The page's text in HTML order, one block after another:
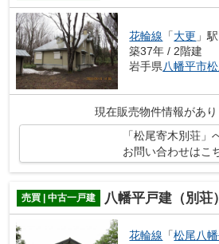
花輪線 「大更 」
築37年 / 2階建
岩手県八幡平市
現在販売物件情報があり
「松尾寄木別荘」
お問い合わせはこ
売買 | 中古一戸建 八幡平戸建（別荘）
花輪線 「松尾八